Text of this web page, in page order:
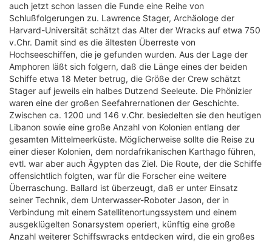
auch jetzt schon lassen die Funde eine Reihe von
Schlußfolgerungen zu. Lawrence Stager, Archäologe der
Harvard-Universität schätzt das Alter der Wracks auf etwa 750
v.Chr. Damit sind es die ältesten Überreste von
Hochseeschiffen, die je gefunden wurden. Aus der Lage der
Amphoren läßt sich folgern, daß die Länge eines der beiden
Schiffe etwa 18 Meter betrug, die Größe der Crew schätzt
Stager auf jeweils ein halbes Dutzend Seeleute. Die Phönizier
waren eine der großen Seefahrernationen der Geschichte.
Zwischen ca. 1200 und 146 v.Chr. besiedelten sie den heutigen
Libanon sowie eine große Anzahl von Kolonien entlang der
gesamten Mittelmeerküste. Möglicherweise sollte die Reise zu
einer dieser Kolonien, dem nordafrikanischen Karthago führen,
evtl. war aber auch Ägypten das Ziel. Die Route, der die Schiffe
offensichtlich folgten, war für die Forscher eine weitere
Überraschung. Ballard ist überzeugt, daß er unter Einsatz
seiner Technik, dem Unterwasser-Roboter Jason, der in
Verbindung mit einem Satellitenortungssystem und einem
ausgeklügelten Sonarsystem operiert, künftig eine große
Anzahl weiterer Schiffswracks entdecken wird, die ein großes